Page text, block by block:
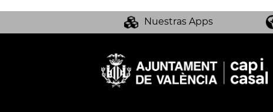
Nuestras Apps